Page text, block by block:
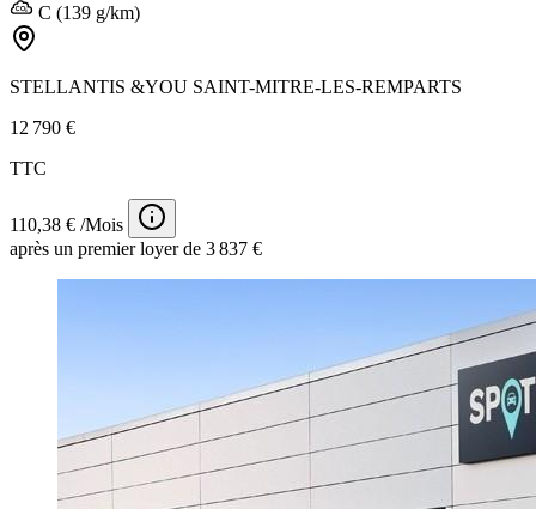
C (139 g/km)
STELLANTIS &YOU SAINT-MITRE-LES-REMPARTS
12 790 €
TTC
110,38 € /Mois
après un premier loyer de 3 837 €